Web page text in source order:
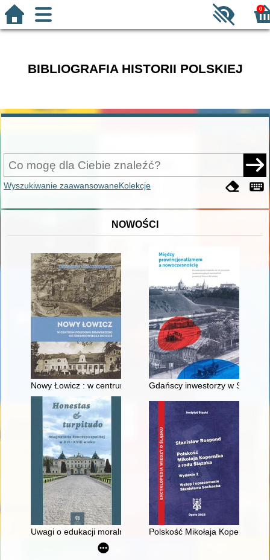
0
BIBLIOGRAFIA HISTORII POLSKIEJ
Wyszukiwanie zaawansowaneKolekcje
NOWOŚCI
Nowy Łowicz : w centrum poligonu drawskiego od
Gdańscy inwestorzy w
Uwagi o edukacji moralnej synów szlacheckich w XVI-
Polskość Mikołaja Kopernika z